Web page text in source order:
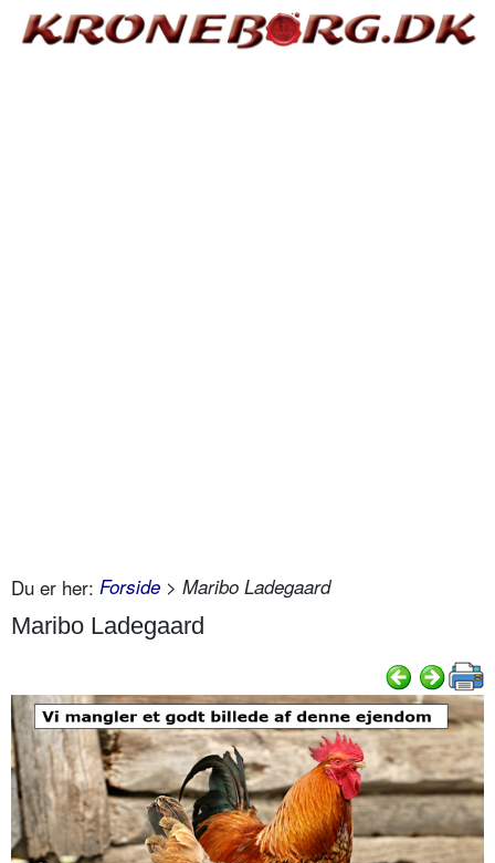
Du er her: Forside > Maribo Ladegaard
Maribo Ladegaard